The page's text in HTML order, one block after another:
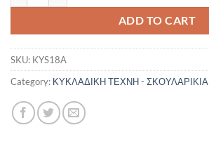
ADD TO CART
SKU: KYS18A
Category: ΚΥΚΛΑΔΙΚΗ ΤΕΧΝΗ - ΣΚΟΥΛΑΡΙΚΙΑ